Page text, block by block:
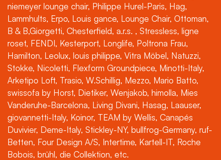
niemeyer lounge chair, Philippe Hurel-Paris, Hag,
Lammhults, Erpo, Louis gance, Lounge Chair, Ottoman,
B & B,Giorgetti, Chesterfield, a.r.s. , Stressless, ligne
roset, FENDI, Kesterport, Longlife, Poltrona Frau,
Hamilton, Leolux, louis philippe, Vitra Möbel, Natuzzi,
Stokke, Nicoletti, Flexform Groundpiece, Minotti-Italy,
Arketipo Loft, Trasio, W.Schillig, Mezzo, Mario Batto,
swissofa by Horst, Dietiker, Wenjakob, himolla, Mies
Vanderuhe-Barcelona, Living Divani, Hasag, Laauser,
giovannetti-Italy, Koinor, TEAM by Wellis, Canapés
Duvivier, Deme-Italy, Stickley-NY, bullfrog-Germany, ruf-
Betten, Four Design A/S, Intertime, Kartell-IT, Roche
Bobois, brühl, die Collektion, etc.